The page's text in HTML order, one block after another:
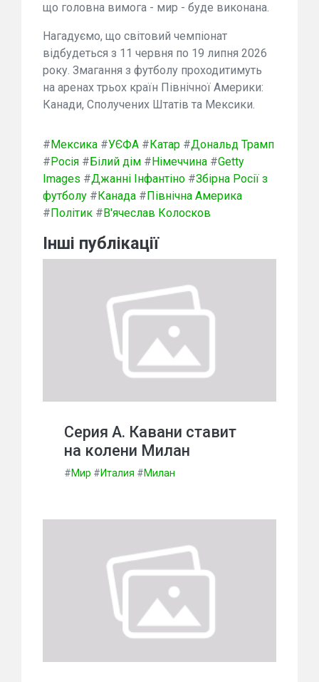
що головна вимога - мир - буде виконана.
Нагадуємо, що світовий чемпіонат
відбудеться з 11 червня по 19 липня 2026
року. Змагання з футболу проходитимуть
на аренах трьох країн Північної Америки:
Канади, Сполучених Штатів та Мексики.
#Мексика #УЄФА #Катар #Дональд Трамп
#Росія #Білий дім #Німеччина #Getty
Images #Джанні Інфантіно #Збірна Росії з
футболу #Канада #Північна Америка
#Політик #В'ячеслав Колосков
Інші публікації
Серия А. Кавани ставит
на колени Милан
#Мир #Италия #Милан